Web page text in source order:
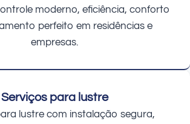
moderno, eficiência, conforto
perfeito em residências e
empresas.
Serviços para lustre
lustre com instalação segura,